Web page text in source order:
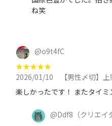
ね笑
@o9t4fC
★★★★★
2026/01/10
【男性〆切】上野パブで新年会
楽しかったです！ またタイ
@Ddf8 （クリエイ